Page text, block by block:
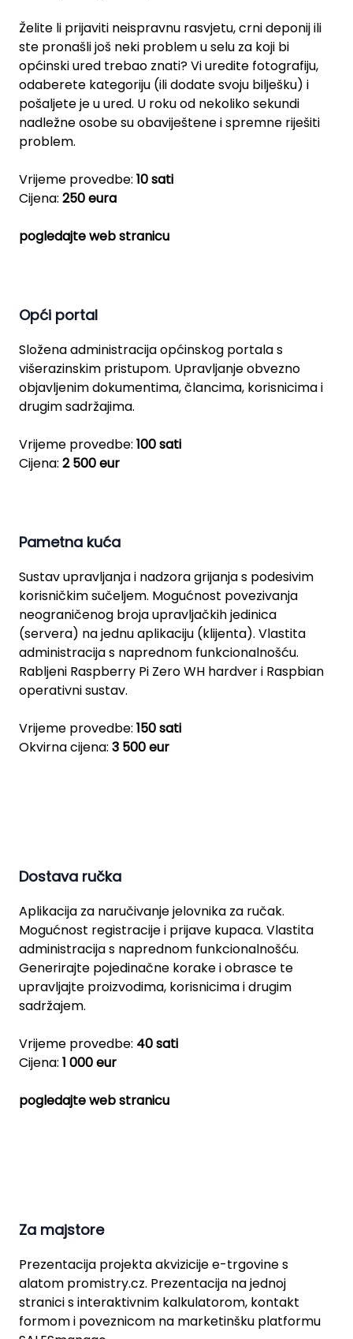
Želite li prijaviti neispravnu rasvjetu, crni deponij ili
ste pronašli još neki problem u selu za koji bi
općinski ured trebao znati? Vi uredite fotografiju,
odaberete kategoriju (ili dodate svoju bilješku) i
pošaljete je u ured. U roku od nekoliko sekundi
nadležne osobe su obaviještene i spremne riješiti
problem.
Vrijeme provedbe: 10 sati
Cijena: 250 eura
pogledajte web stranicu
Opći portal
Složena administracija općinskog portala s
višerazinskim pristupom. Upravljanje obvezno
objavljenim dokumentima, člancima, korisnicima i
drugim sadržajima.
Vrijeme provedbe: 100 sati
Cijena: 2 500 eur
Pametna kuća
Sustav upravljanja i nadzora grijanja s podesivim
korisničkim sučeljem. Mogućnost povezivanja
neograničenog broja upravljačkih jedinica
(servera) na jednu aplikaciju (klijenta). Vlastita
administracija s naprednom funkcionalnošću.
Rabljeni Raspberry Pi Zero WH hardver i Raspbian
operativni sustav.
Vrijeme provedbe: 150 sati
Okvirna cijena: 3 500 eur
Dostava ručka
Aplikacija za naručivanje jelovnika za ručak.
Mogućnost registracije i prijave kupaca. Vlastita
administracija s naprednom funkcionalnošću.
Generirajte pojedinačne korake i obrasce te
upravljajte proizvodima, korisnicima i drugim
sadržajem.
Vrijeme provedbe: 40 sati
Cijena: 1 000 eur
pogledajte web stranicu
Za majstore
Prezentacija projekta akvizicije e-trgovine s
alatom promistry.cz. Prezentacija na jednoj
stranici s interaktivnim kalkulatorom, kontakt
formom i poveznicom na marketinšku platformu